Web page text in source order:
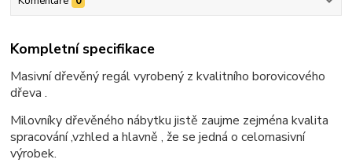
Kompletní specifikace
Masivní dřevěný regál vyrobený z kvalitního borovicového
dřeva .
Milovníky dřevěného nábytku jistě zaujme zejména kvalita
spracování ,vzhled a hlavně , že se jedná o celomasivní
výrobek.